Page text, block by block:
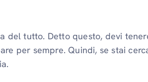
del tutto. Detto questo, devi
per sempre. Quindi, se stai